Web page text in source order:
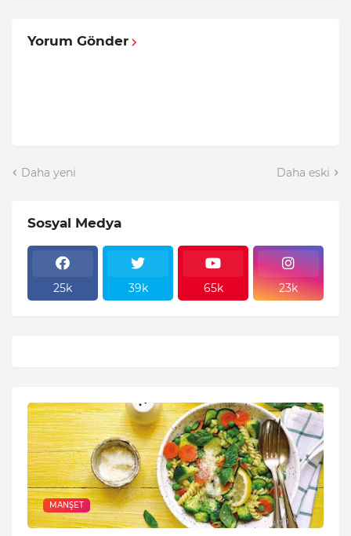
Yorum Gönder
Daha yeni Daha eski
Sosyal Medya
25k 39k 65k 23k
MANŞET